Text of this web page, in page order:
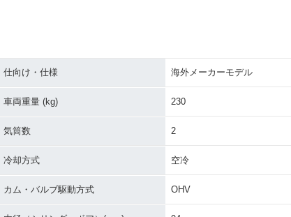
1982年 R100RS 1981年 R100RS 1980年 R100RS
1976年 R100RS・新登
仕向け・仕様 海外メーカーモデル
車両重量 (kg) 230
気筒数 2
冷却方式 空冷
カム・バルブ駆動方式 OHV